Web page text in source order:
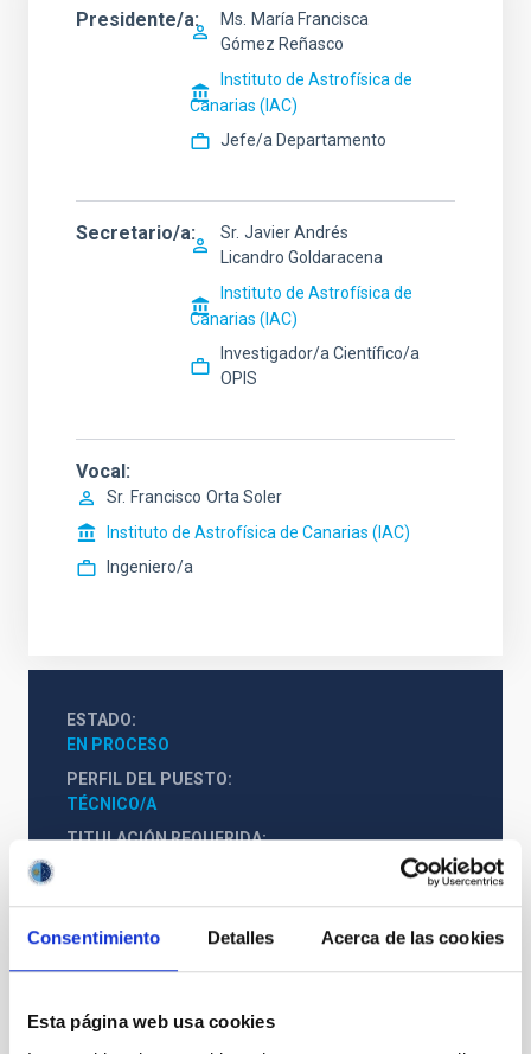
Consentimiento Detalles Acerca de las cookies
Esta página web usa cookies
Presidente/a Ms.
María Francisca
Gómez Reñasco
Instituto de Astrofísica de
Canarias (IAC)
Jefe/a Departamento
Secretario/a Sr. Javier Andrés
Licandro Goldaracena
Instituto de Astrofísica de
Canarias (IAC)
Investigador/a Científico/a
OPIS
Vocal
Sr. Francisco Orta Soler
Instituto de Astrofísica de Canarias (IAC)
Ingeniero/a
ESTADO
EN PROCESO
PERFIL DEL PUESTO
TÉCNICO/A
TITULACIÓN REQUERIDA